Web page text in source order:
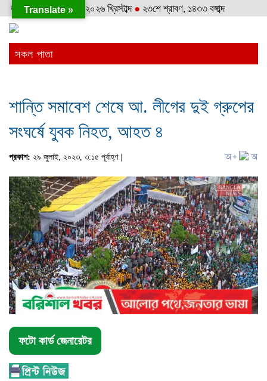
শুক্রবার●৭ই আগস্ট, ২০২৬ খ্রিস্টাব্দ ● ২৩শে শ্রাবণ, ১৪৩৩ বঙ্গাব্দ
সকল পাতা
শান্তি সমাবেশ শেষে আ. লীগের দুই গ্রুপের
সংঘর্ষে যুবক নিহত, আহত ৪
প্রকাশ: ২৯ জুলাই, ২০২৩, ৩:১৫ পূর্বাহ্ণ |
ফটো কার্ড জেনারেটর
Translate »